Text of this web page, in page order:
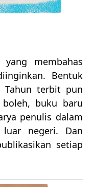
membahas
Bentuk
Tahun terbit pun
buku baru
penulis dalam
negeri. Dan
setiap